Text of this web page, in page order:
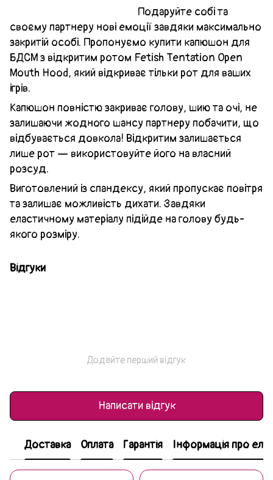
Подаруйте собі та
своєму партнеру нові емоції завдяки максимально
закритій особі. Пропонуємо купити капюшон для
БДСМ з відкритим ротом Fetish Tentation Open
Mouth Hood, який відкриває тільки рот для ваших
ігрів.
Капюшон повністю закриває голову, шию та очі, не
залишаючи жодного шансу партнеру побачити, що
відбувається довкола! Відкритим залишається
лише рот — використовуйте його на власний
розсуд.
Виготовлений із спандексу, який пропускає повітря
та залишає можливість дихати. Завдяки
еластичному матеріалу підійде на голову будь-
якого розміру.
Відгуки
Додайте перший відгук
Написати відгук
Доставка Оплата Гарантія Інформація про